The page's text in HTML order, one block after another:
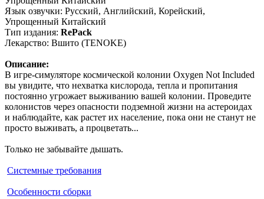
Язык озвучки: Русский, Английский, Корейский,
Упрощенный Китайский
Тип издания: RePack
Лекарство: Вшито (TENOKE)
Описание:
В игре-симуляторе космической колонии Oxygen Not Included
вы увидите, что нехватка кислорода, тепла и пропитания
постоянно угрожает выживанию вашей колонии. Проведите
колонистов через опасности подземной жизни на астероидах
и наблюдайте, как растет их население, пока они не станут не
просто выживать, а процветать...
Только не забывайте дышать.
Системные требования
Особенности сборки